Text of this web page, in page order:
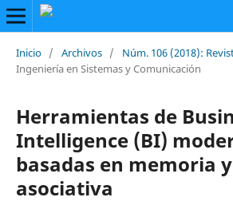
Inicio / Archivos / Núm. 106 (2018):
Ingeniería en Sistemas y Comunicación
Herramientas de
Intelligence (BI)
basadas en memoria
asociativa